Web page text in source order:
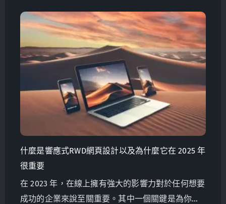
策。
什麼是響應式RWD網頁設計以及為什麼它在 2025 年
很重要
在 2023 年，在線上擁有強大的影響力對於任何想要
成功的企業來說至關重要。其中一個關鍵是為你的